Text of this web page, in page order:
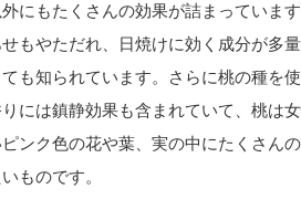
にもたくさんの効果が詰まっていま
もやただれ、日焼けに効く成分が多
も知られています。さらに桃の種を
には鎮静効果も含まれていて、桃は
ンク色の花や葉、実の中にたくさん
ものです。